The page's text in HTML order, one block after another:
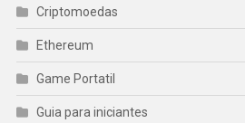
Criptomoedas
Ethereum
Game Portatil
Guia para iniciantes